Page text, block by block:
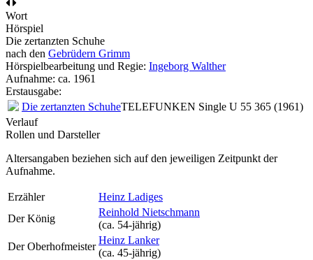
Wort
Hörspiel
Die zertanzten Schuhe
nach den Gebrüdern Grimm
Hörspielbearbeitung und Regie: Ingeborg Walther
Aufnahme: ca. 1961
Erstausgabe:
Die zertanzten SchuheTELEFUNKEN Single U 55 365 (1961)
Verlauf
Rollen und Darsteller
Altersangaben beziehen sich auf den jeweiligen Zeitpunkt der
Aufnahme.
Erzähler
Heinz Ladiges
Der König
Reinhold Nietschmann
(ca. 54‑jährig)
Der Oberhofmeister
Heinz Lanker
(ca. 45‑jährig)